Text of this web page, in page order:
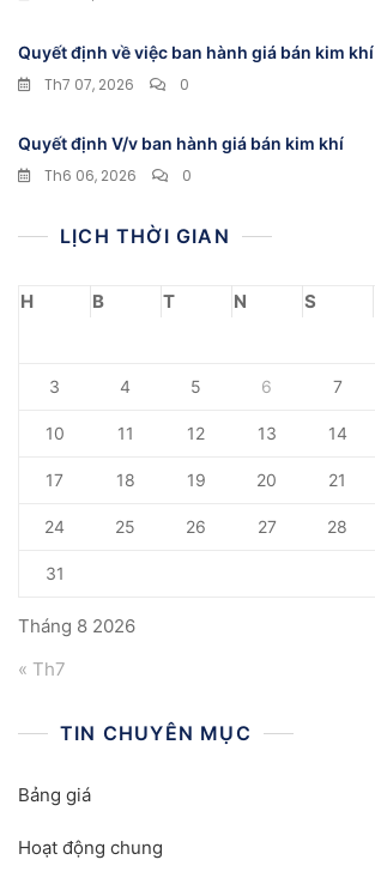
Quyết định về việc ban hành giá bán kim khí
Th7 07, 2026
0
Quyết định V/v ban hành giá bán kim khí
Th6 06, 2026
0
LỊCH THỜI GIAN
Tháng 8 2026
H B T N S
3 4 5 6 7
10 11 12 13 14
17 18 19 20 21
24 25 26 27 28
31
« Th7
TIN CHUYÊN MỤC
Bảng giá
Hoạt động chung